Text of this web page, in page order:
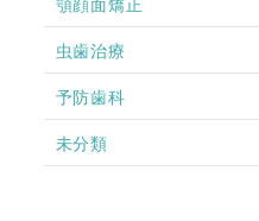
虫歯治療
予防歯科
未分類